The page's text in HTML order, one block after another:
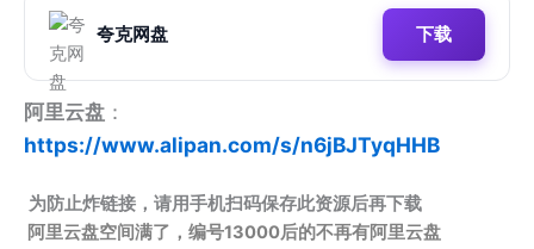
夸克网盘 下载
阿里云盘 ：
https://www.alipan.com/s/n6jBJTyqHHB
为防止炸链接，请用手机扫码保存此资源后再下载
阿里云盘空间满了，编号13000后的不再有阿里云盘